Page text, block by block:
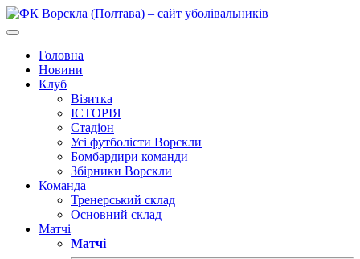
Головна
Новини
Клуб
Візитка
ІСТОРІЯ
Стадіон
Усі футболісти Ворскли
Бомбардири команди
Збірники Ворскли
Команда
Тренерський склад
Основний склад
Матчі
Матчі